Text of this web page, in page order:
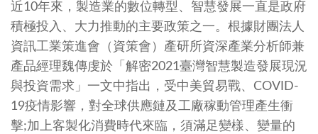
近10年來，製造業的數位轉型、智慧發展一直是政府
積極投入、大力推動的主要政策之一。根據財團法人
資訊工業策進會（資策會）產研所資深產業分析師兼
產品經理魏傳虔於「解密2021臺灣智慧製造發展現況
與投資需求」一文中指出，受中美貿易戰、COVID-
19疫情影響，對全球供應鏈及工廠稼動管理產生衝
擊;加上客製化消費時代來臨，須滿足變樣、變量的